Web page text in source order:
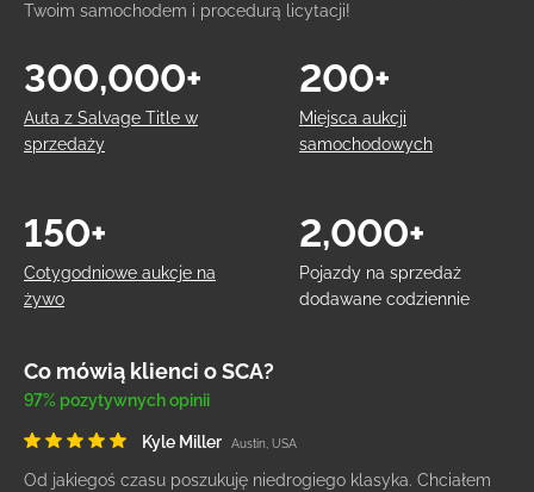
Twoim samochodem i procedurą licytacji!
Auta z Salvage Title w
sprzedaży
300,000+
Miejsca aukcji
samochodowych
200+
Cotygodniowe aukcje na
żywo
150+
Pojazdy na sprzedaż
dodawane codziennie
2,000+
Co mówią klienci o SCA?
97% pozytywnych opinii
Kyle Miller Austin, USA
Od jakiegoś czasu poszukuję niedrogiego klasyka. Chciałem